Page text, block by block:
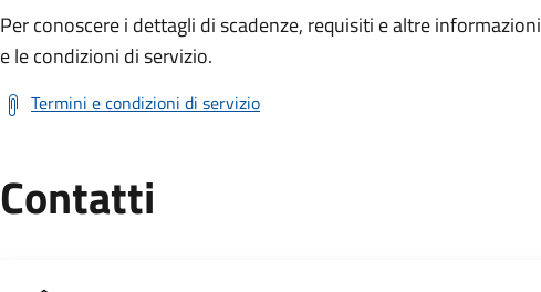
Per conoscere i dettagli di scadenze, requisiti e altre
e le condizioni di servizio.
Termini e condizioni di servizio
Contatti